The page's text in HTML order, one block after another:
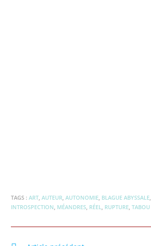
TAGS :ART AUTEUR AUTONOMIE BLAGUE ABYSSALE
INTROSPECTION MÉANDRES RÉEL RUPTURE TABOU